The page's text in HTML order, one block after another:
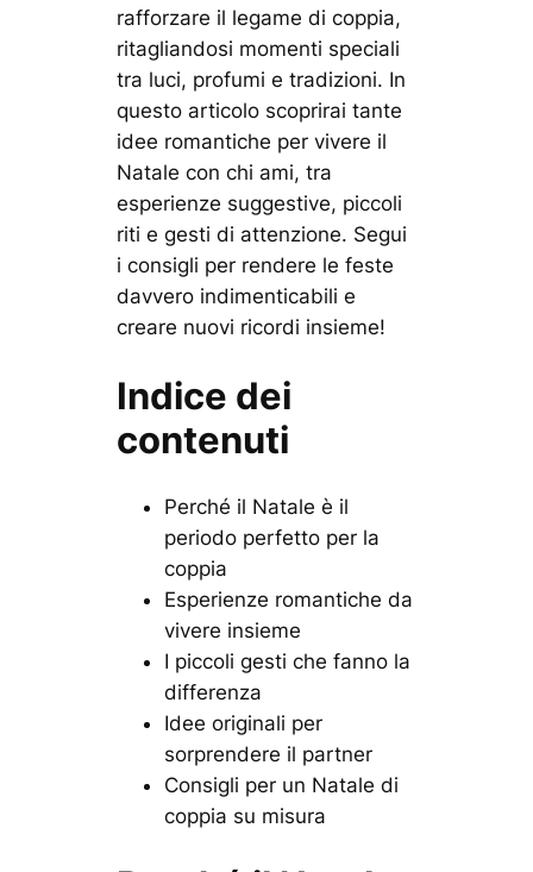
rafforzare il legame di coppia,
ritagliandosi momenti speciali
tra luci, profumi e tradizioni. In
questo articolo scoprirai tante
idee romantiche per vivere il
Natale con chi ami, tra
esperienze suggestive, piccoli
riti e gesti di attenzione. Segui
i consigli per rendere le feste
davvero indimenticabili e
creare nuovi ricordi insieme!
Indice dei
contenuti
Perché il Natale è il
periodo perfetto per la
coppia
Esperienze romantiche da
vivere insieme
I piccoli gesti che fanno la
differenza
Idee originali per
sorprendere il partner
Consigli per un Natale di
coppia su misura